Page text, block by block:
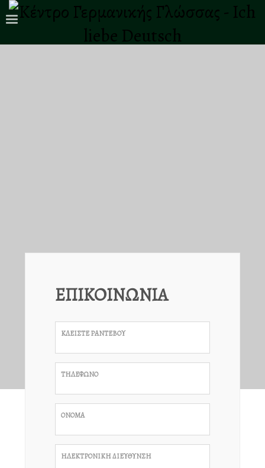
ΕΠΙΚΟΙΝΩΝΙΑ
ΚΛΕΙΣΤΕ ΡΑΝΤΕΒΟΥ
ΤΗΛΕΦΩΝΟ
ΟΝΟΜΑ
ΗΛΕΚΤΡΟΝΙΚΗ ΔΙΕΥΘΥΝΣΗ